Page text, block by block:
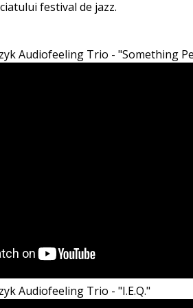
festival de jazz.
Audiofeeling Trio - "Something
Audiofeeling Trio - "I.E.Q."